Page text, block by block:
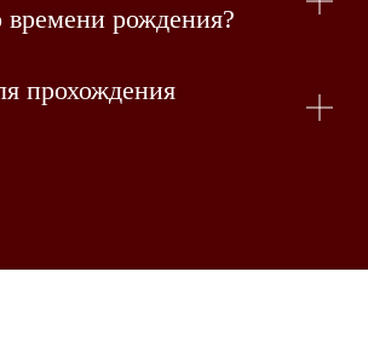
времени рождения?
прохождения